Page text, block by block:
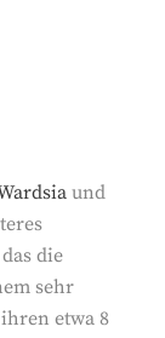
und
die
sehr
etwa 8